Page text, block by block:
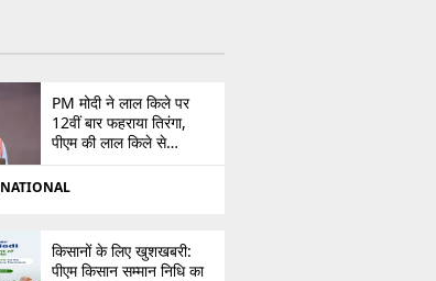
PM मोदी ने लाल किले पर
12वीं बार फहराया तिरंगा,
पीएम की लाल किले से
पाकिस्तान को सीधी
ललकार, प्रधानमंत्री ने 103
NATIONAL
किसानों के लिए खुशखबरी:
पीएम किसान सम्मान निधि का